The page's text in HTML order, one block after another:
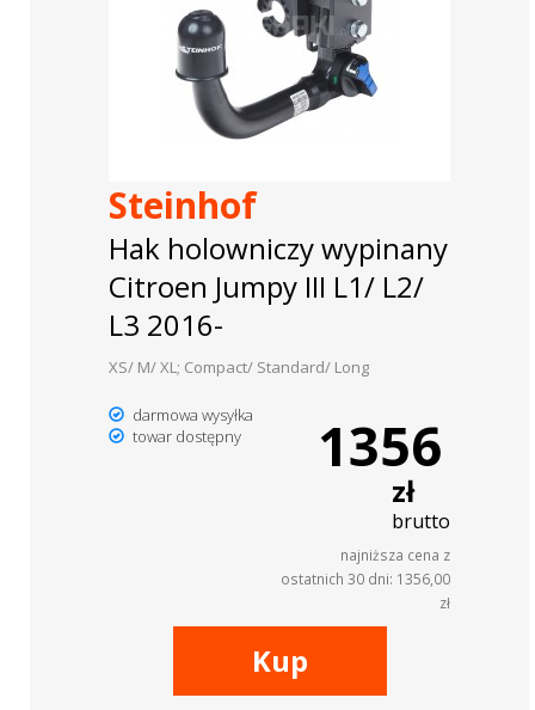
Steinhof
Hak holowniczy wypinany
Citroen Jumpy III L1/ L2/
L3 2016-
XS/ M/ XL; Compact/ Standard/ Long
darmowa wysyłka
towar dostępny
1356
zł
brutto
najniższa cena z
ostatnich 30 dni: 1356,00
zł
Kup